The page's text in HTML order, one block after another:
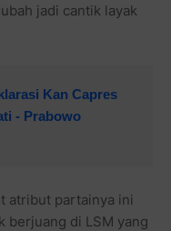
jadi cantik layak
Kan Capres
- Prabowo
atribut partainya ini
berjuang di LSM yang